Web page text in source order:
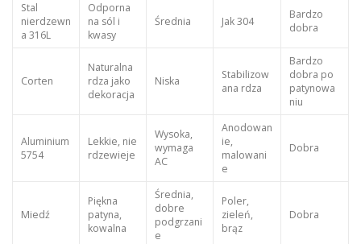
Stal
nierdzewn
a 316L
Odporna
na sól i
kwasy
Średnia Jak 304
Bardzo
dobra
Corten
Naturalna
rdza jako
dekoracja
Niska
Stabilizow
ana rdza
Bardzo
dobra po
patynowa
niu
Aluminium
5754
Lekkie, nie
rdzewieje
Wysoka,
wymaga
AC
Anodowan
ie,
malowani
e
Dobra
Miedź
Piękna
patyna,
kowalna
Średnia,
dobre
podgrzani
e
Poler,
zieleń,
brąz
Dobra